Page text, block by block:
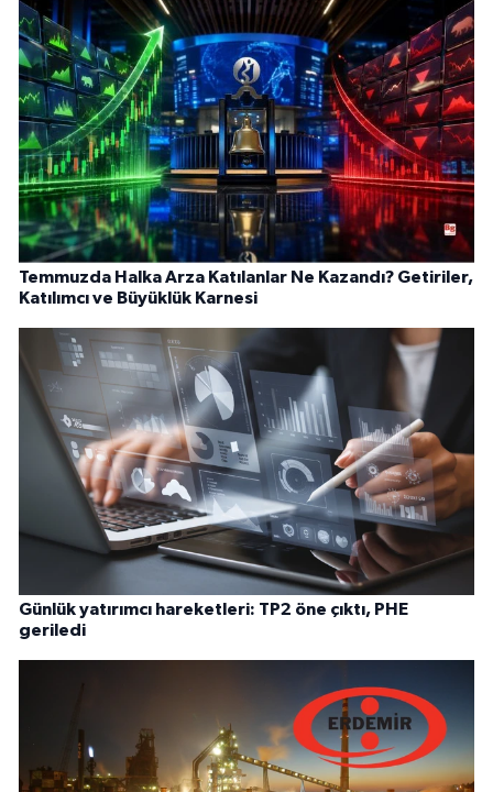
Temmuzda Halka Arza Katılanlar Ne Kazandı? Getiriler,
Katılımcı ve Büyüklük Karnesi
Günlük yatırımcı hareketleri: TP2 öne çıktı, PHE
geriledi